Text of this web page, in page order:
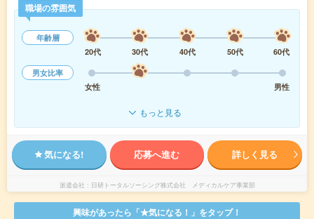
職場の雰囲気
年齢層
20代
30代 40代 50代
60代
男女比率
女性
男性
もっと見る
気になる! 応募へ進む 詳しく見る
派遣会社 日研トータルソーシング株式会社 メディカルケア事業部
興味があったら「★気になる！」をタップ！